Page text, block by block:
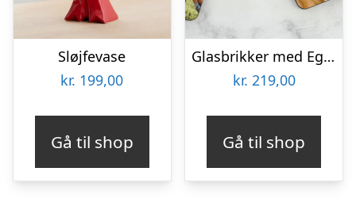
Sløjfevase
kr. 199,00
Gå til shop
Glasbrikker med Eget Foto – 6-pak
kr. 219,00
Gå til shop